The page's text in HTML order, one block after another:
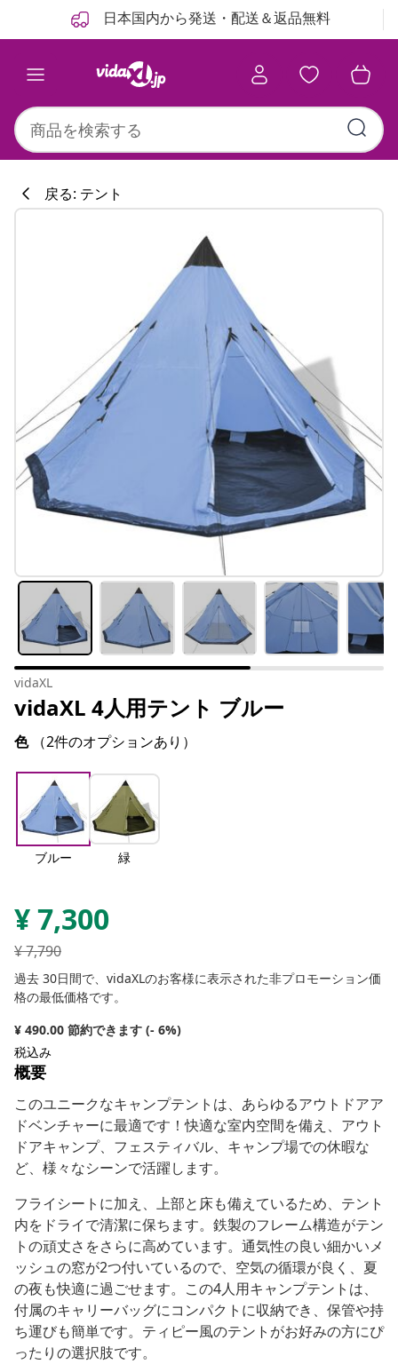
日本国内から発送・配送＆返品無料
戻る: テント
vidaXL
vidaXL 4人用テント ブルー
色 （2件のオプションあり）
ブルー 緑
¥7,300
¥7,790
過去 30日間で、vidaXLのお客様に表示された非プロモーション価
格の最低価格です。
¥ 490.00 節約できます (- 6%)
税込み
概要
このユニークなキャンプテントは、あらゆるアウトドアア
ドベンチャーに最適です！快適な室内空間を備え、アウト
ドアキャンプ、フェスティバル、キャンプ場での休暇な
ど、様々なシーンで活躍します。
フライシートに加え、上部と床も備えているため、テント
内をドライで清潔に保ちます。鉄製のフレーム構造がテン
トの頑丈さをさらに高めています。通気性の良い細かいメ
ッシュの窓が2つ付いているので、空気の循環が良く、夏
の夜も快適に過ごせます。この4人用キャンプテントは、
付属のキャリーバッグにコンパクトに収納でき、保管や持
ち運びも簡単です。ティピー風のテントがお好みの方にぴ
ったりの選択肢です。